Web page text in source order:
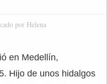
por Helena
en Medellín,
Hijo de unos hidalgos